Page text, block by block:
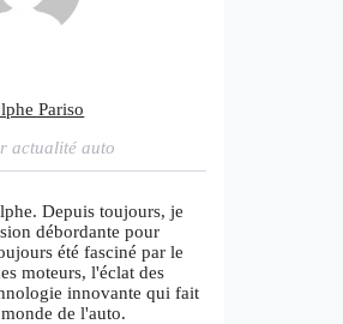
Pariso
actualité auto
Depuis toujours, je
débordante pour
été fasciné par le
moteurs, l'éclat des
innovante qui fait
de l'auto.